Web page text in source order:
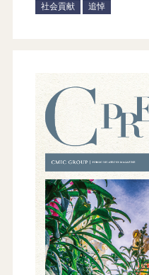
社会貢献
追悼